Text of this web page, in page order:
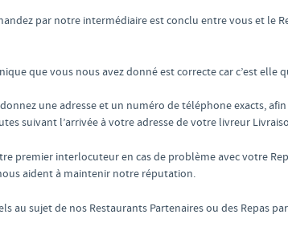
par notre intermédiaire est conclu entre vous et le
que vous nous avez donné est correcte car c’est
une adresse et un numéro de téléphone exacts,
suivant l’arrivée à votre adresse de votre livreur
premier interlocuteur en cas de problème avec votre
aident à maintenir notre réputation.
au sujet de nos Restaurants Partenaires ou des Repas